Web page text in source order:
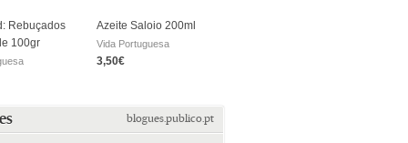
Rebuçados
100gr
Azeite Saloio 200ml
Vida Portuguesa
3,50€
blogues.publico.pt